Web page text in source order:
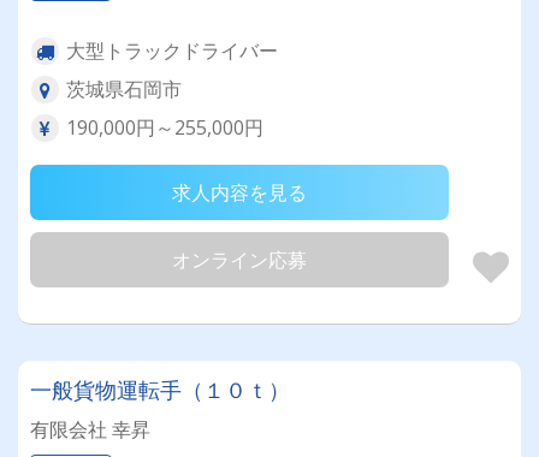
大型トラックドライバー
茨城県石岡市
190,000円～255,000円
求人内容を見る
オンライン応募
一般貨物運転手（１０ｔ）
有限会社 幸昇